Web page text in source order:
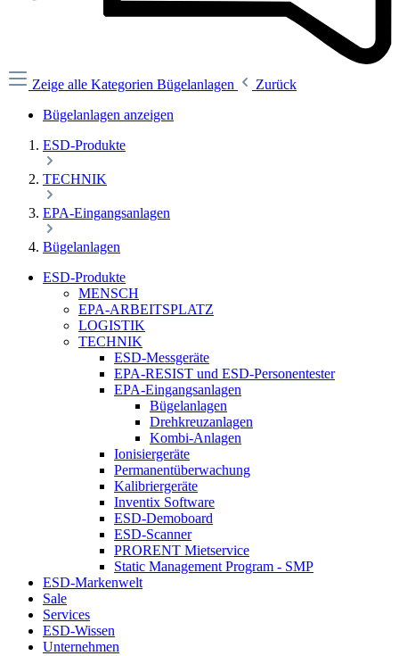
Zeige alle Kategorien Bügelanlagen
Zurück
Bügelanlagen anzeigen
ESD-Produkte
TECHNIK
EPA-Eingangsanlagen
Bügelanlagen
ESD-Produkte
MENSCH
EPA-ARBEITSPLATZ
LOGISTIK
TECHNIK
ESD-Messgeräte
EPA-RESIST und ESD-Personentester
EPA-Eingangsanlagen
Bügelanlagen
Drehkreuzanlagen
Kombi-Anlagen
Ionisiergeräte
Permanentüberwachung
Kalibriergeräte
Inventix Software
ESD-Demoboard
ESD-Scanner
PRORENT Mietservice
Static Management Program - SMP
ESD-Markenwelt
Sale
Services
ESD-Wissen
Unternehmen